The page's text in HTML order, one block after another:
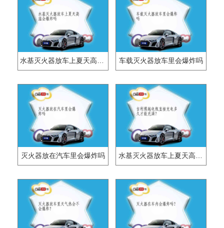
水基灭火器放车上夏天高温会爆炸吗 车载灭火器放车里会爆炸吗
灭火器放在汽车里会爆炸吗 水基灭火器放车上夏天高温会不会爆炸？